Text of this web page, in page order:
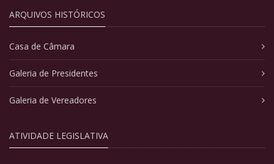
ARQUIVOS HISTÓRICOS
Casa de Câmara
Galeria de Presidentes
Galeria de Vereadores
ATIVIDADE LEGISLATIVA